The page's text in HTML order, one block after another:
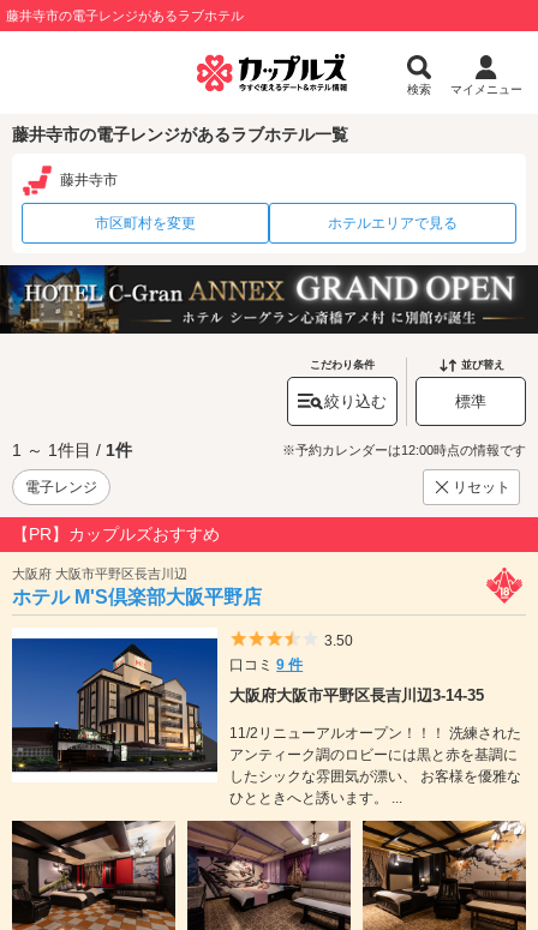
藤井寺市の電子レンジがあるラブホテル
検索 マイメニュー
藤井寺市の電子レンジがあるラブホテル一覧
藤井寺市
市区町村を変更 ホテルエリアで見る
こだわり条件
絞り込む
並び替え
標準
1 ～ 1件目 / 1件 ※予約カレンダーは12:00時点の情報です
電子レンジ リセット
【PR】カップルズおすすめ
大阪府 大阪市平野区長吉川辺
ホテル M'S倶楽部大阪平野店
5つ星のうち3.5
3.50
口コミ9 件
大阪府大阪市平野区長吉川辺3-14-35
11/2リニューアルオープン！！！ 洗練された
アンティーク調のロビーには黒と赤を基調に
したシックな雰囲気が漂い、 お客様を優雅な
ひとときへと誘います。 ...